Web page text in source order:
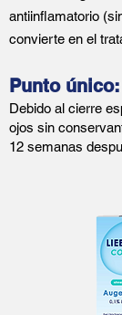
antiinflamatorio
convierte en el
Punto único:
Debido al cierre
ojos sin
12 semanas